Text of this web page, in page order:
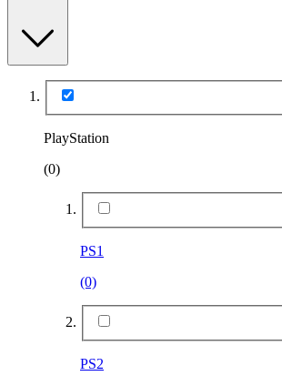
PlayStation
(0)
PS1
(0)
PS2